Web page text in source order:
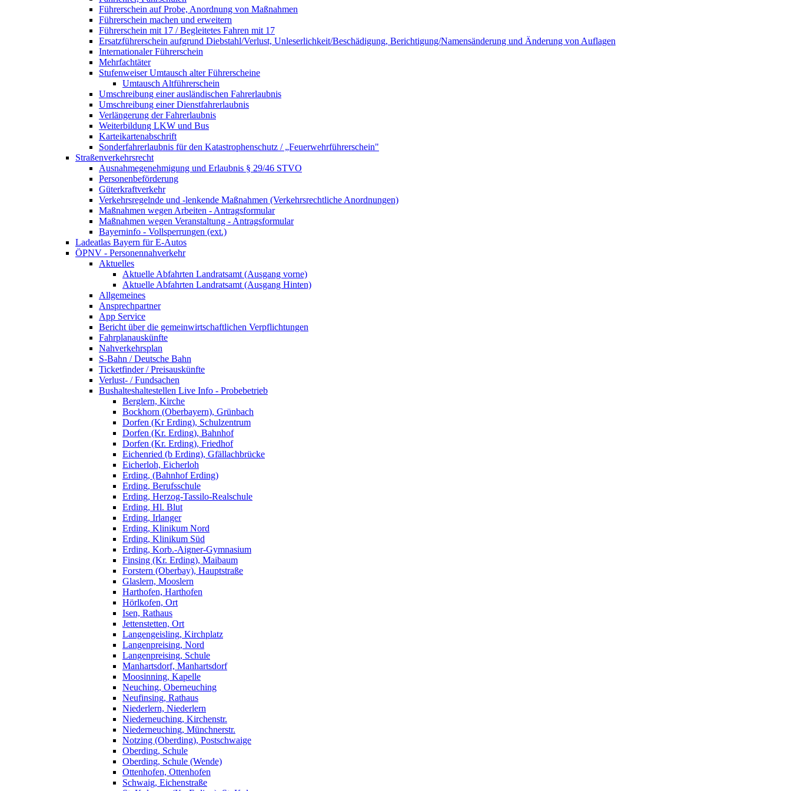
Führerschein auf Probe, Anordnung von Maßnahmen
Führerschein machen und erweitern
Führerschein mit 17 / Begleitetes Fahren mit 17
Ersatzführerschein aufgrund Diebstahl/Verlust, Unleserlichkeit/Beschädigung, Berichtigung/Namensänderung und Änderung von Auflagen
Internationaler Führerschein
Mehrfachtäter
Stufenweiser Umtausch alter Führerscheine
Umtausch Altführerschein
Umschreibung einer ausländischen Fahrerlaubnis
Umschreibung einer Dienstfahrerlaubnis
Verlängerung der Fahrerlaubnis
Weiterbildung LKW und Bus
Karteikartenabschrift
Sonderfahrerlaubnis für den Katastrophenschutz / „Feuerwehrführerschein"
Straßenverkehrsrecht
Ausnahmegenehmigung und Erlaubnis § 29/46 STVO
Personenbeförderung
Güterkraftverkehr
Verkehrsregelnde und -lenkende Maßnahmen (Verkehrsrechtliche Anordnungen)
Maßnahmen wegen Arbeiten - Antragsformular
Maßnahmen wegen Veranstaltung - Antragsformular
Bayerninfo - Vollsperrungen (ext.)
Ladeatlas Bayern für E-Autos
ÖPNV - Personennahverkehr
Aktuelles
Aktuelle Abfahrten Landratsamt (Ausgang vorne)
Aktuelle Abfahrten Landratsamt (Ausgang Hinten)
Allgemeines
Ansprechpartner
App Service
Bericht über die gemeinwirtschaftlichen Verpflichtungen
Fahrplanauskünfte
Nahverkehrsplan
S-Bahn / Deutsche Bahn
Ticketfinder / Preisauskünfte
Verlust- / Fundsachen
Bushalteshaltestellen Live Info - Probebetrieb
Berglern, Kirche
Bockhorn (Oberbayern), Grünbach
Dorfen (Kr Erding), Schulzentrum
Dorfen (Kr. Erding), Bahnhof
Dorfen (Kr. Erding), Friedhof
Eichenried (b Erding), Gfällachbrücke
Eicherloh, Eicherloh
Erding, (Bahnhof Erding)
Erding, Berufsschule
Erding, Herzog-Tassilo-Realschule
Erding, Hl. Blut
Erding, Irlanger
Erding, Klinikum Nord
Erding, Klinikum Süd
Erding, Korb.-Aigner-Gymnasium
Finsing (Kr. Erding), Maibaum
Forstern (Oberbay), Hauptstraße
Glaslern, Mooslern
Harthofen, Harthofen
Hörlkofen, Ort
Isen, Rathaus
Jettenstetten, Ort
Langengeisling, Kirchplatz
Langenpreising, Nord
Langenpreising, Schule
Manhartsdorf, Manhartsdorf
Moosinning, Kapelle
Neuching, Oberneuching
Neufinsing, Rathaus
Niederlern, Niederlern
Niederneuching, Kirchenstr.
Niederneuching, Münchnerstr.
Notzing (Oberding), Postschwaige
Oberding, Schule
Oberding, Schule (Wende)
Ottenhofen, Ottenhofen
Schwaig, Eichenstraße